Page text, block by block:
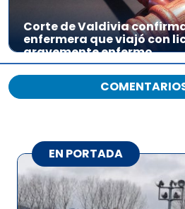
Corte de Valdivia
enfermera que viajó con
gravemente enfermo
EN PORTADA